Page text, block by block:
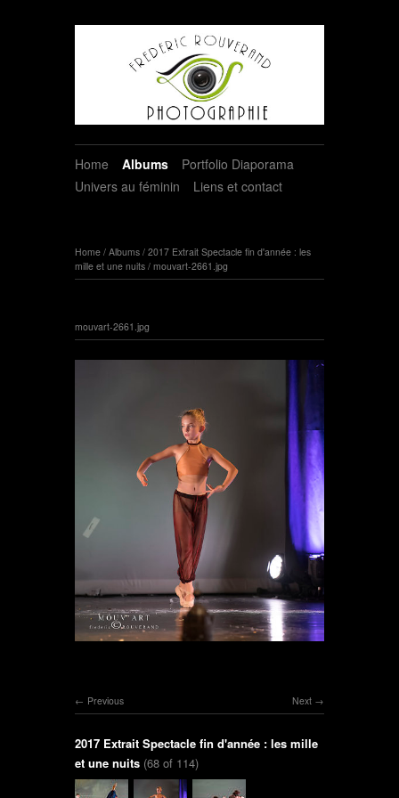
Home Albums
Portfolio Diaporama
Univers au féminin
Liens et contact
Home / Albums / 2017 Extrait Spectacle fin d'année : les
mille et une nuits / mouvart-2661.jpg
mouvart-2661.jpg
Next
Previous
2017 Extrait Spectacle fin d'année : les mille
et une nuits (68 of 114)